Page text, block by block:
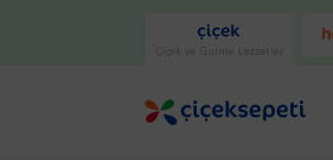
Çiçek ve Gurme Lezzetler